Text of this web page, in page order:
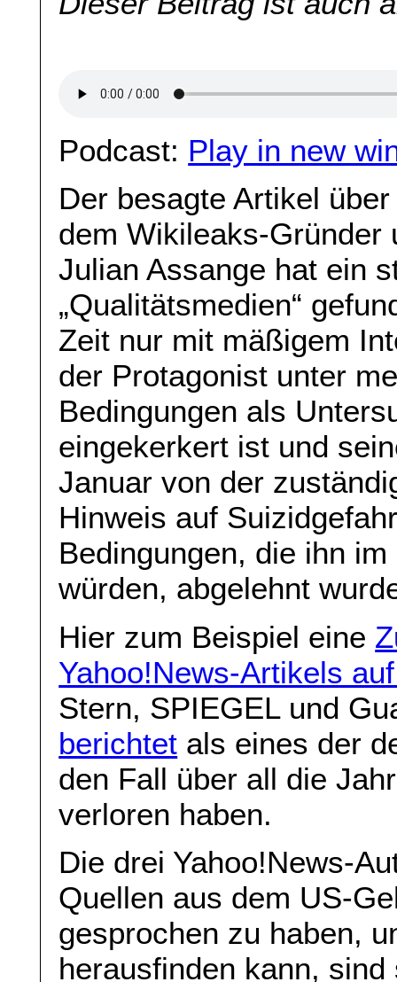
Podcast: Play in new
Der besagte Artikel
dem Wikileaks-Gründer
Julian Assange hat ein
„Qualitätsmedien“
Zeit nur mit mäßigem
der Protagonist unter
Bedingungen als
eingekerkert ist und
Januar von der
Hinweis auf
Bedingungen, die ihn
würden, abgelehnt
Hier zum Beispiel eine
Yahoo!News-Artikels
Stern, SPIEGEL und
berichtet als eines der
den Fall über all die
verloren haben.
Die drei Yahoo!News-
Quellen aus dem US-
gesprochen zu haben,
herausfinden kann,